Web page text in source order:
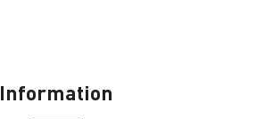
Information